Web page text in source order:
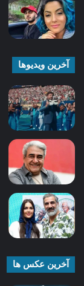
آخرین ویدیوها
آخرین عکس ها